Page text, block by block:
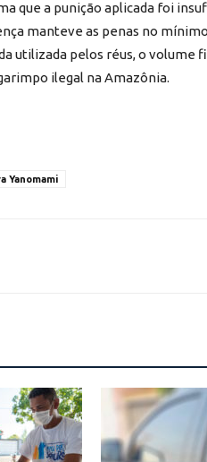
que a punição aplicada foi
manteve as penas no
utilizada pelos réus, o volume
ilegal na Amazônia.
Yanomami